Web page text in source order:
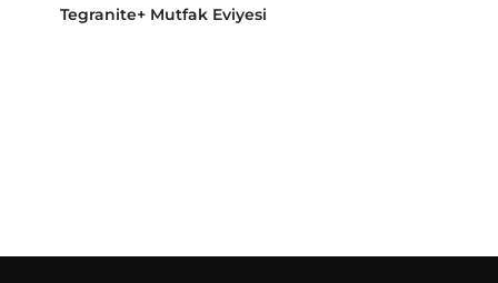
Tegranite+ Mutfak Eviyesi